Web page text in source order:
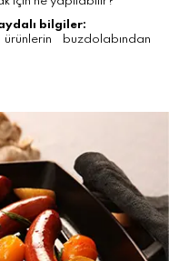
bilgiler:
buzdolabından